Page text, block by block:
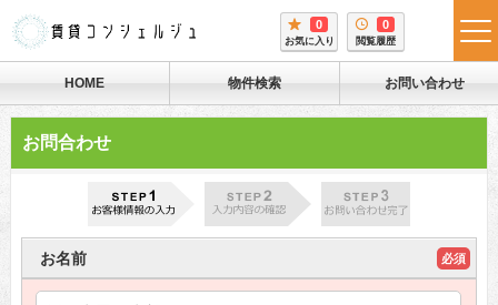
0
お気に入り
0
閲覧履歴
HOME 物件検索 お問い合わせ
お問合わせ
お名前 必須